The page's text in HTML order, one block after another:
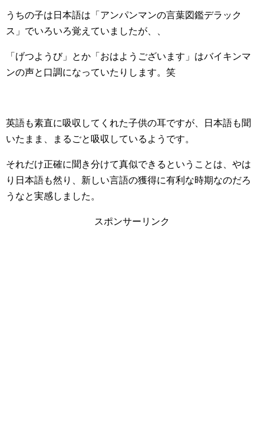
うちの子は日本語は「アンパンマンの言葉図鑑デラック
ス」でいろいろ覚えていましたが、、
「げつようび」とか「おはようございます」はバイキンマ
ンの声と口調になっていたりします。笑
英語も素直に吸収してくれた子供の耳ですが、日本語も聞
いたまま、まるごと吸収しているようです。
それだけ正確に聞き分けて真似できるということは、やは
り日本語も然り、新しい言語の獲得に有利な時期なのだろ
うなと実感しました。
スポンサーリンク